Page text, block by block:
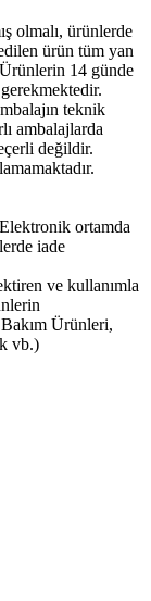
olmalı, ürünlerde
ürün tüm yan
14 günde
teknik
ambalajlarda
değildir.
ortamda
iade
ve kullanımla
Ürünleri,
vb.)